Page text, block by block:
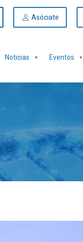
Asóciate
Noticias Eventos